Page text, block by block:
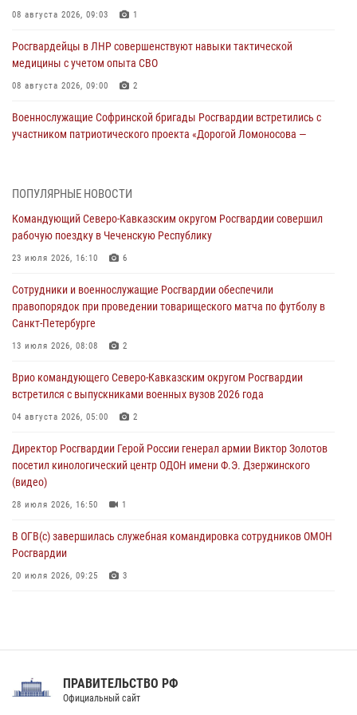
08 августа 2026, 09:03 1
Росгвардейцы в ЛНР совершенствуют навыки тактической
медицины с учетом опыта СВО
08 августа 2026, 09:00 2
Военнослужащие Софринской бригады Росгвардии встретились с
участником патриотического проекта «Дорогой Ломоносова —
настольному теннису ко Дню физкультурника
08 августа 2026, 07:00
Кузбассе
08 августа 2026, 07:00
ОМОН «Ойрат» Управления Росгвардии по Республике Калмыкия
08 августа 2026, 07:00
В Москве росгвардейцы оказали помощь медикам и девушке с
08 августа 2026, 06:32 1
ПОПУЛЯРНЫЕ НОВОСТИ
Командующий Северо-Кавказским округом Росгвардии совершил
рабочую поездку в Чеченскую Республику
23 июля 2026, 16:10 6
Сотрудники и военнослужащие Росгвардии обеспечили
правопорядок при проведении товарищеского матча по футболу в
Санкт-Петербурге
13 июля 2026, 08:08 2
Врио командующего Северо-Кавказским округом Росгвардии
встретился с выпускниками военных вузов 2026 года
04 августа 2026, 05:00 2
Директор Росгвардии Герой России генерал армии Виктор Золотов
посетил кинологический центр ОДОН имени Ф.Э. Дзержинского
(видео)
28 июля 2026, 16:50 1
В ОГВ(с) завершилась служебная командировка сотрудников ОМОН
Росгвардии
20 июля 2026, 09:25 3
Праздник «Один день с Росгвардией» к 105-летию Центрального
ПРАВИТЕЛЬСТВО РФ
Официальный сайт